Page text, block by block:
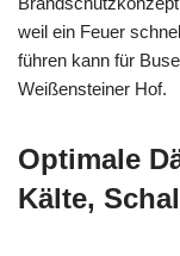
weil ein Feuer
führen kann für
Weißensteiner Hof.
Optimale
Kälte,